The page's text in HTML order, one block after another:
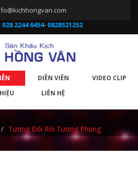
028 2244 6454- 0828521252
DIỄN VIÊN
VIDEO CLIP
LIÊN HỆ
Tương Đối Rối Tương Phùng